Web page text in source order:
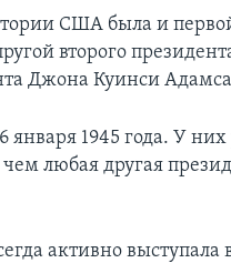
США была и
второго
Джона Куинси
1945 года. У них
любая другая
активно выступала